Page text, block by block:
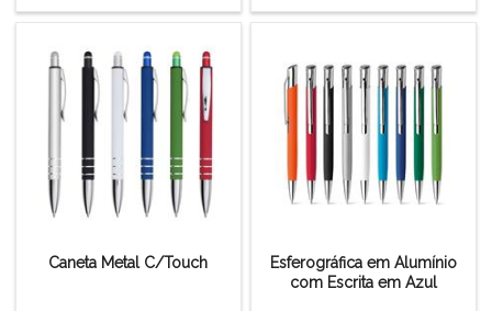
Caneta Metal C/Touch
Esferográfica em Alumínio
com Escrita em Azul